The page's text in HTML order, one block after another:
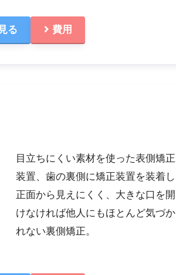
る 費用
目立ちにくい素材を使った表側矯正
装置、歯の裏側に矯正装置を装着し
正面から見えにくく、大きな口を開
けなければ他人にもほとんど気づか
れない裏側矯正。